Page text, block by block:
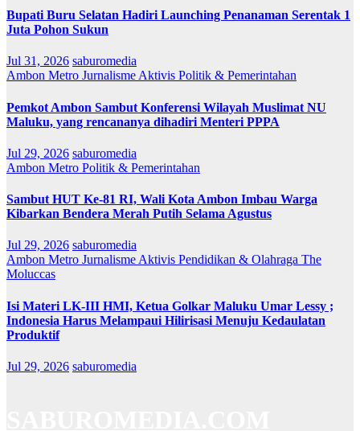
Bupati Buru Selatan Hadiri Launching Penanaman Serentak 1
Juta Pohon Sukun
Jul 31, 2026 saburomedia
Ambon Metro Jurnalisme Aktivis Politik & Pemerintahan
Pemkot Ambon Sambut Konferensi Wilayah Muslimat NU
Maluku, yang rencananya dihadiri Menteri PPPA
Jul 29, 2026 saburomedia
Ambon Metro Politik & Pemerintahan
Sambut HUT Ke-81 RI, Wali Kota Ambon Imbau Warga
Kibarkan Bendera Merah Putih Selama Agustus
Jul 29, 2026 saburomedia
Ambon Metro Jurnalisme Aktivis Pendidikan & Olahraga The
Moluccas
Isi Materi LK-III HMI, Ketua Golkar Maluku Umar Lessy ;
Indonesia Harus Melampaui Hilirisasi Menuju Kedaulatan
Produktif
Jul 29, 2026 saburomedia